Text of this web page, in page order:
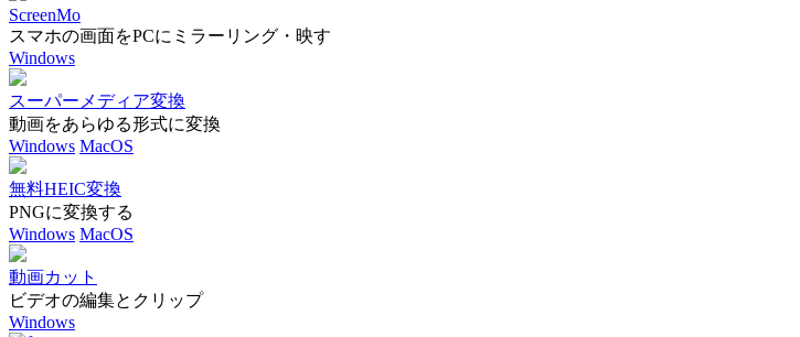
ScreenMo
スマホの画面をPCにミラーリング・映す
Windows
スーパーメディア変換
動画をあらゆる形式に変換
Windows MacOS
無料HEIC変換
PNGに変換する
Windows MacOS
動画カット
ビデオの編集とクリップ
Windows